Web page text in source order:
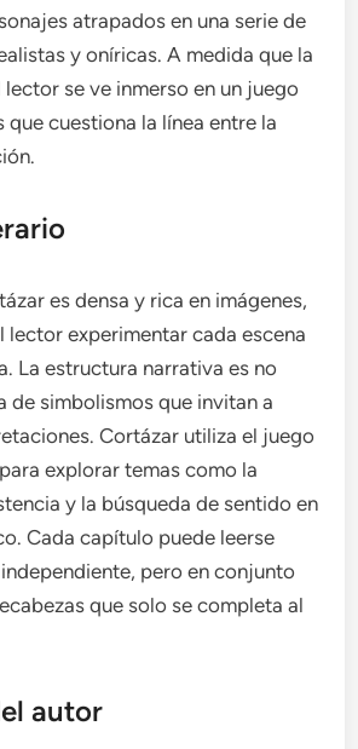
atrapados en una serie de
y oníricas. A medida que la
lector se ve inmerso en un juego
que cuestiona la línea entre la
es densa y rica en imágenes,
lector experimentar cada escena
La estructura narrativa es no
de simbolismos que invitan a
Cortázar utiliza el juego
explorar temas como la
y la búsqueda de sentido en
Cada capítulo puede leerse
pero en conjunto
que solo se completa al
autor